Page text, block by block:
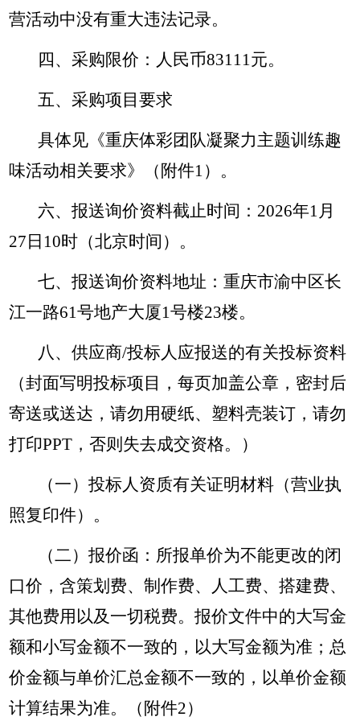
营活动中没有重大违法记录。
四、采购限价：人民币83111元。
五、采购项目要求
具体见《重庆体彩团队凝聚力主题训练趣
味活动相关要求》（附件1）。
六、报送询价资料截止时间：2026年1月
27日10时（北京时间）。
七、报送询价资料地址：重庆市渝中区长
江一路61号地产大厦1号楼23楼。
八、供应商/投标人应报送的有关投标资料
（封面写明投标项目，每页加盖公章，密封后
寄送或送达，请勿用硬纸、塑料壳装订，请勿
打印PPT，否则失去成交资格。）
（一）投标人资质有关证明材料（营业执
照复印件）。
（二）报价函：所报单价为不能更改的闭
口价，含策划费、制作费、人工费、搭建费、
其他费用以及一切税费。报价文件中的大写金
额和小写金额不一致的，以大写金额为准；总
价金额与单价汇总金额不一致的，以单价金额
计算结果为准。（附件2）